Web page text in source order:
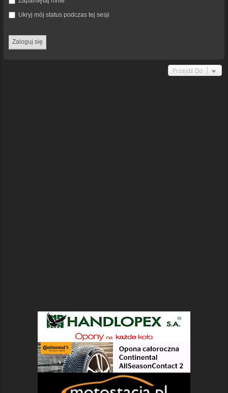
Ukryj mój status podczas tej sesji
Przejdź Do